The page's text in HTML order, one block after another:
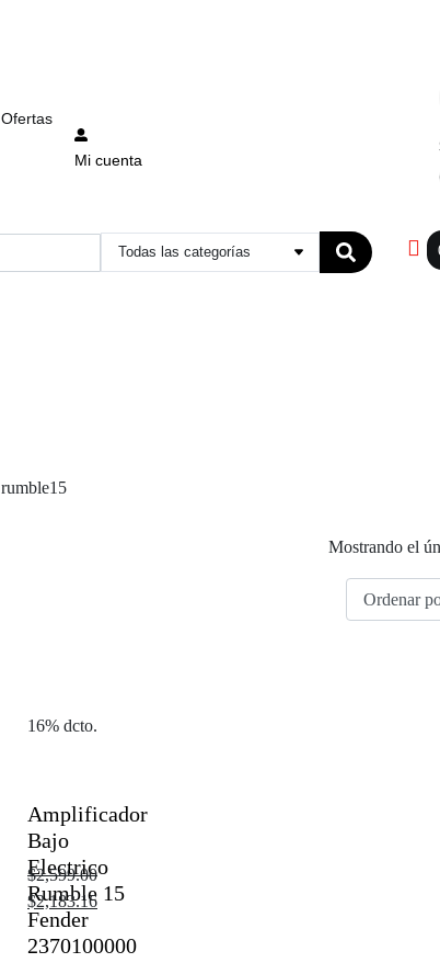
Ofertas
Mi cuenta
rumble15
Mostrando el
16% dcto.
Amplificador
Bajo
Electrico
Rumble 15
Fender
2370100000
$2,599.00
$2,183.16